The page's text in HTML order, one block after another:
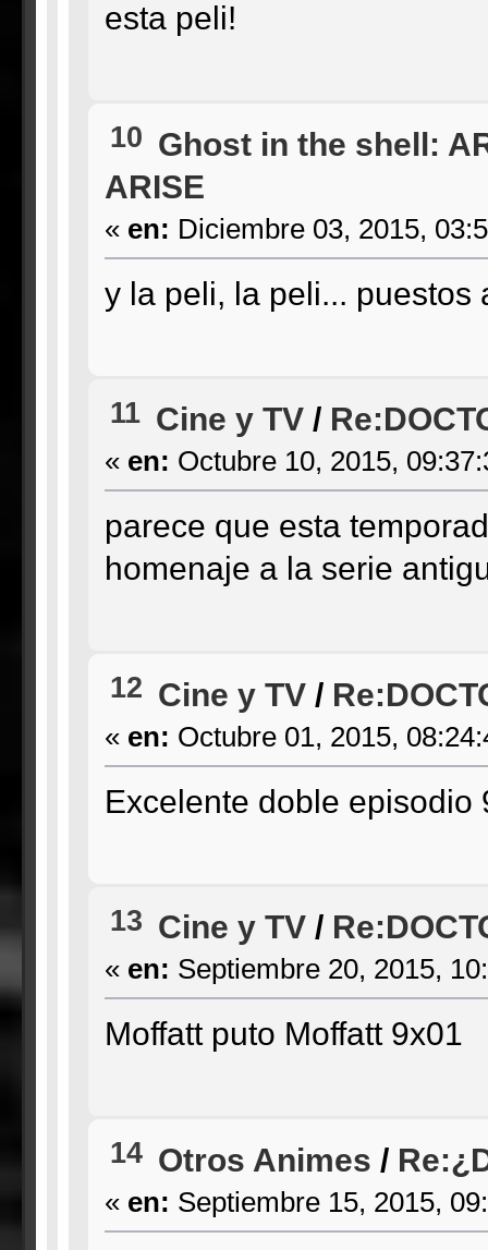
esta peli!
10 Ghost in the shell:
ARISE
« en: Diciembre 03, 2015,
y la peli, la peli... puestos
11 Cine y TV/
« en: Octubre 10, 2015,
parece que esta
homenaje a la serie
12 Cine y TV/
« en: Octubre 01, 2015,
Excelente doble
13 Cine y TV/
« en: Septiembre 20, 2015,
Moffatt puto Moffatt 9x01
14 Otros Animes /
« en: Septiembre 15, 2015,